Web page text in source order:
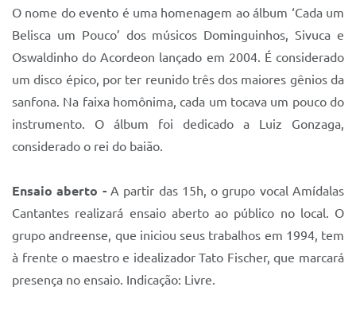
O nome do evento é uma homenagem ao álbum ‘Cada um
Belisca um Pouco’ dos músicos Dominguinhos, Sivuca e
Oswaldinho do Acordeon lançado em 2004. É considerado
um disco épico, por ter reunido três dos maiores gênios da
sanfona. Na faixa homônima, cada um tocava um pouco do
instrumento. O álbum foi dedicado a Luiz Gonzaga,
considerado o rei do baião.
Ensaio aberto -A partir das 15h, o grupo vocal Amídalas
Cantantes realizará ensaio aberto ao público no local. O
grupo andreense, que iniciou seus trabalhos em 1994, tem
à frente o maestro e idealizador Tato Fischer, que marcará
presença no ensaio. Indicação: Livre.